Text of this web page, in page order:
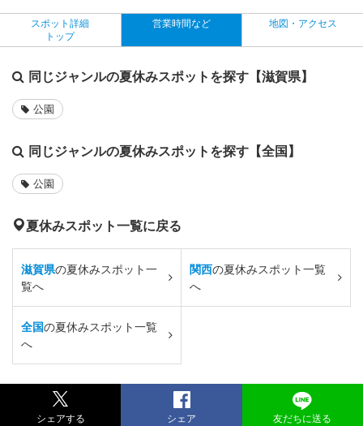
スポット詳細
トップ
営業時間など 地図・アクセス
同じジャンルの夏休みスポットを探す【滋賀県】
公園
同じジャンルの夏休みスポットを探す【全国】
公園
夏休みスポット一覧に戻る
滋賀県の夏休みスポット一
覧へ
関西の夏休みスポット一覧
へ
全国の夏休みスポット一覧
へ
シェアする シェア 友だちに送る